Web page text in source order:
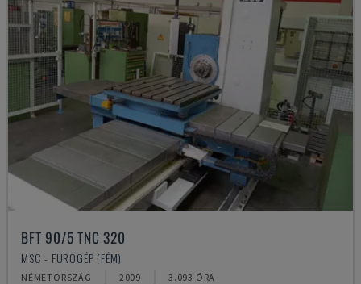
BFT 90/5 TNC 320
MSC - FÚRÓGÉP (FÉM)
NÉMETORSZÁG 2009 3.093 ÓRA